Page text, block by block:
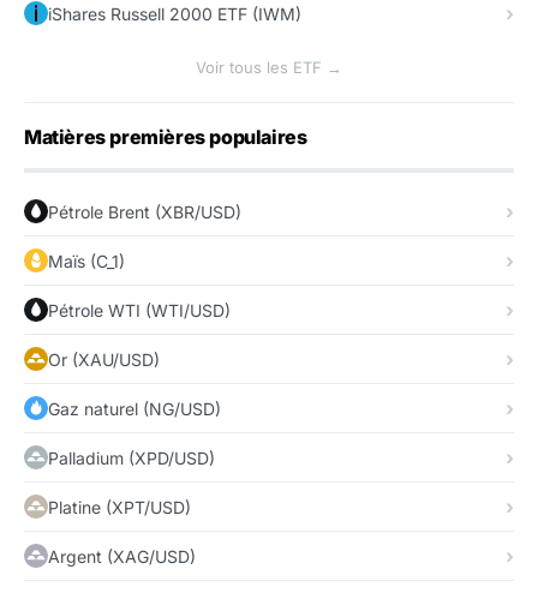
iShares Russell 2000 ETF (IWM)
Voir tous les ETF →
Matières premières populaires
Pétrole Brent (XBR/USD)
Maïs (C_1)
Pétrole WTI (WTI/USD)
Or (XAU/USD)
Gaz naturel (NG/USD)
Palladium (XPD/USD)
Platine (XPT/USD)
Argent (XAG/USD)